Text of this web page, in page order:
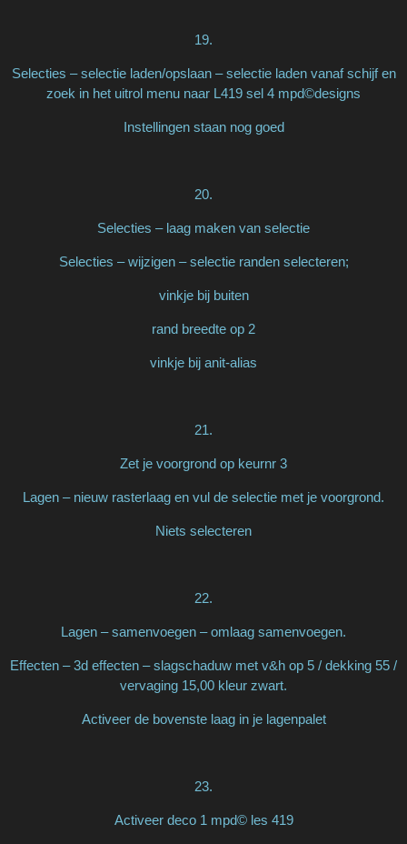
19.
Selecties – selectie laden/opslaan – selectie laden vanaf schijf en
zoek in het uitrol menu naar L419 sel 4 mpd©designs
Instellingen staan nog goed
20.
Selecties – laag maken van selectie
Selecties – wijzigen – selectie randen selecteren;
vinkje bij buiten
rand breedte op 2
vinkje bij anit-alias
21.
Zet je voorgrond op keurnr 3
Lagen – nieuw rasterlaag en vul de selectie met je voorgrond.
Niets selecteren
22.
Lagen – samenvoegen – omlaag samenvoegen.
Effecten – 3d effecten – slagschaduw met v&h op 5 / dekking 55 /
vervaging 15,00 kleur zwart.
Activeer de bovenste laag in je lagenpalet
23.
Activeer deco 1 mpd© les 419